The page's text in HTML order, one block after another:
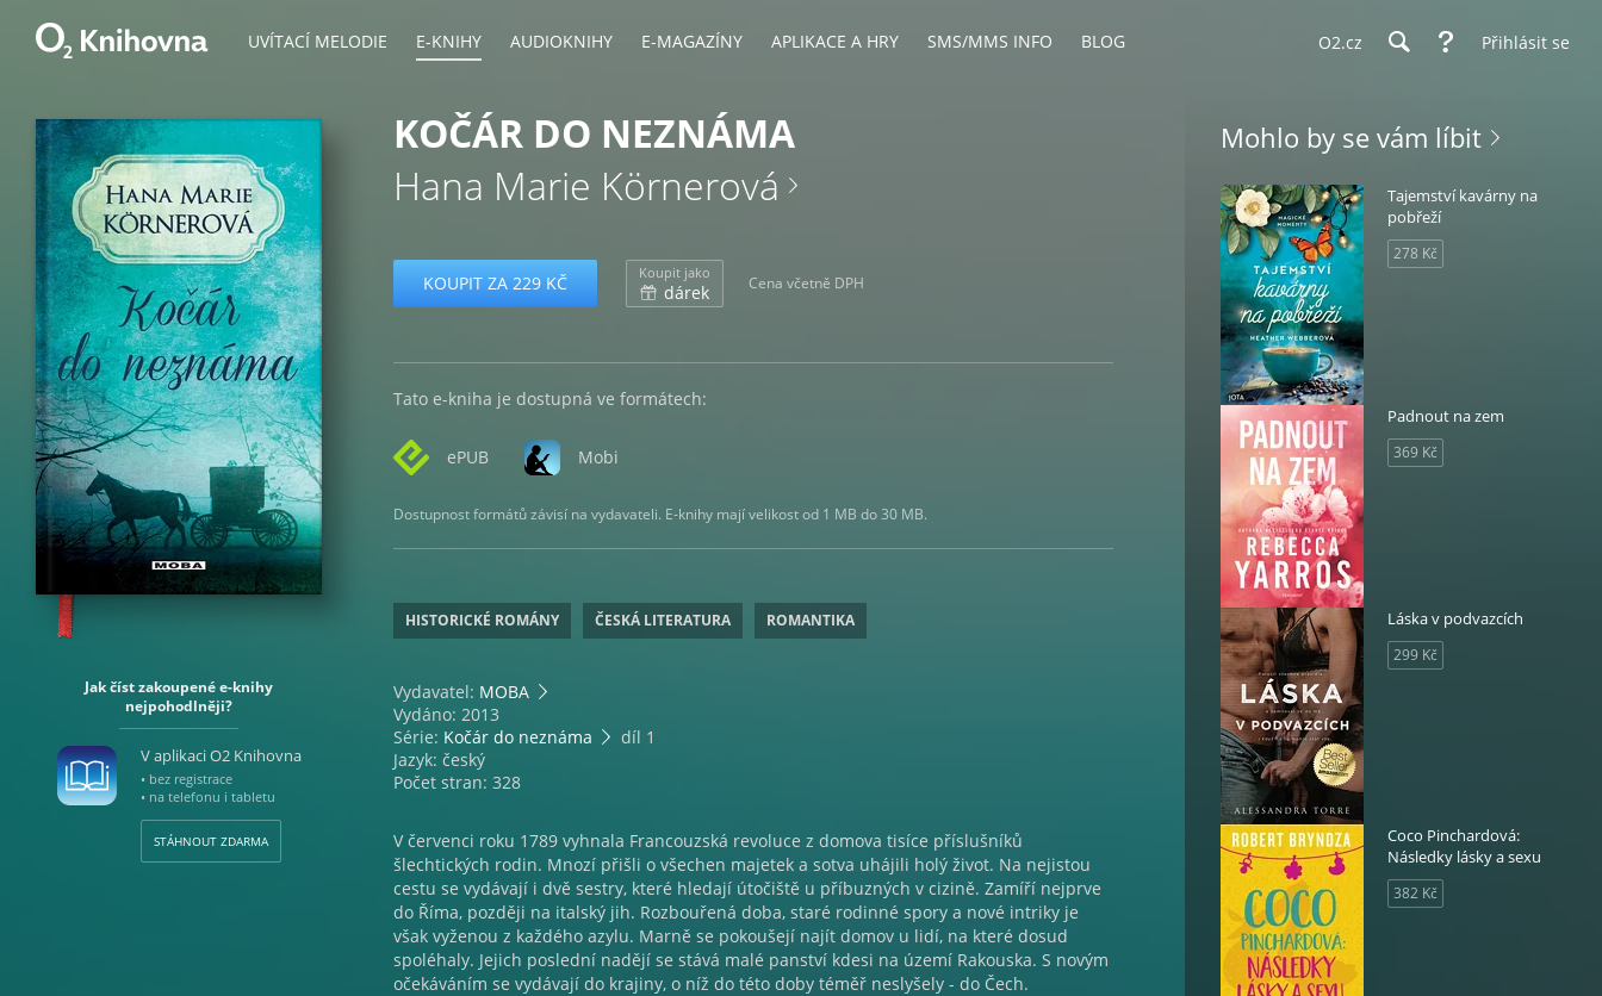
UVÍTACÍ MELODIE E-KNIHY AUDIOKNIHY E-MAGAZÍNY APLIKACE A HRY SMS/MMS INFO BLOG O2.cz Přihlásit se
Jak číst zakoupené e-knihy
nejpohodlněji?
V aplikaci O2 Knihovna
• bez registrace
• na telefonu i tabletu
STÁHNOUT ZDARMA
KOČÁR DO NEZNÁMA
Hana Marie Körnerová
KOUPIT ZA 229 KČ Koupit jako
dárek Cena včetně DPH
Tato e-kniha je dostupná ve formátech:
ePUB Mobi
Dostupnost formátů závisí na vydavateli. E-knihy mají velikost od 1 MB do 30 MB.
HISTORICKÉ ROMÁNY ČESKÁ LITERATURA ROMANTIKA
Vydavatel: MOBA
Vydáno: 2013
Série: Kočár do neznáma
díl 1
Jazyk: český
Počet stran: 328
V červenci roku 1789 vyhnala Francouzská revoluce z domova tisíce příslušníků
šlechtických rodin. Mnozí přišli o všechen majetek a sotva uhájili holý život. Na nejistou
cestu se vydávají i dvě sestry, které hledají útočiště u příbuzných v cizině. Zamíří nejprve
do Říma, později na italský jih. Rozbouřená doba, staré rodinné spory a nové intriky je
však vyženou z každého azylu. Marně se pokoušejí najít domov u lidí, na které dosud
spoléhaly. Jejich poslední nadějí se stává malé panství kdesi na území Rakouska. S novým
očekáváním se vydávají do krajiny, o níž do této doby téměř neslyšely - do Čech.
Mohlo by se vám líbit
Tajemství kavárny na
pobřeží
278 Kč
Padnout na zem
369 Kč
Láska v podvazcích
299 Kč
Coco Pinchardová:
Následky lásky a sexu
382 Kč